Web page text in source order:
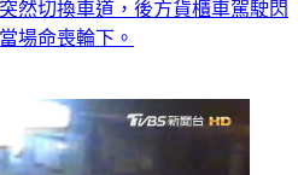
然切換車道，後方貨櫃車駕駛閃
場命喪輪下。